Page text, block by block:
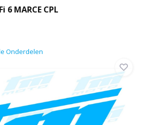
6 MARCE CPL
Onderdelen